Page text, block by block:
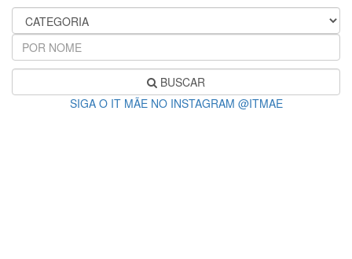
BUSCAR
SIGA O IT MÃE NO INSTAGRAM @ITMAE